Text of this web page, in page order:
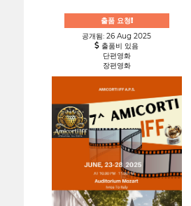
출품 요청!
공개됨: 26 Aug 2025
출품비 있음
단편영화
장편영화